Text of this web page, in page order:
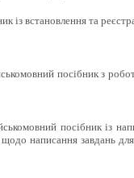
із встановлення та
посібник з
посібник із
написання завдань